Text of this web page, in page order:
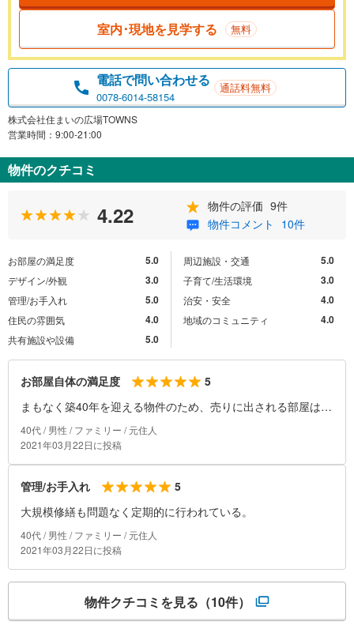
室内･現地を見学する 無料
電話で問い合わせる
0078-6014-58154
通話料無料
株式会社住まいの広場TOWNS
営業時間：9:00-21:00
物件のクチコミ
4.22 物件の評価 9件
物件コメント
10件
お部屋の満足度 5.0
デザイン/外観 3.0
管理/お手入れ 5.0
住民の雰囲気 4.0
共有施設や設備 5.0
周辺施設・交通 5.0
子育て/生活環境 3.0
治安・安全 4.0
地域のコミュニティ 4.0
お部屋自体の満足度
5
まもなく築40年を迎える物件のため、売りに出される部屋はほ
ぼリノベーションされているため、色々な間取りにカスタマイ
ズされる事が多い。当方物件は3LDKだった間取りを2LDKにし
40代 / 男性 / ファミリー / 元住人
2021年03月22日に投稿
管理/お手入れ
5
大規模修繕も問題なく定期的に行われている。
40代 / 男性 / ファミリー / 元住人
2021年03月22日に投稿
物件クチコミを見る （10件）